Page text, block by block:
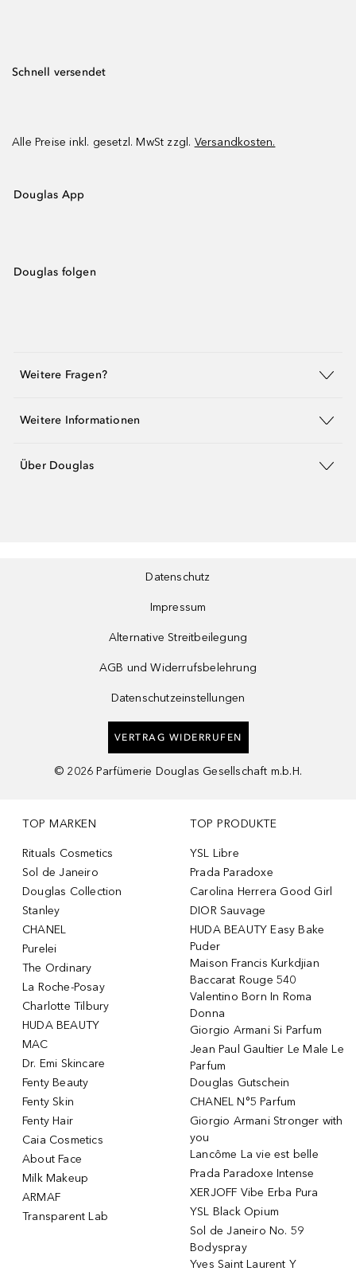
Schnell versendet
Alle Preise inkl. gesetzl. MwSt zzgl. Versandkosten.
Douglas App
Douglas folgen
Weitere Fragen?
Weitere Informationen
Über Douglas
Datenschutz
Impressum
Alternative Streitbeilegung
AGB und Widerrufsbelehrung
Datenschutzeinstellungen
VERTRAG WIDERRUFEN
© 2026 Parfümerie Douglas Gesellschaft m.b.H.
TOP MARKEN
Rituals Cosmetics
Sol de Janeiro
Douglas Collection
Stanley
CHANEL
Purelei
The Ordinary
La Roche-Posay
Charlotte Tilbury
HUDA BEAUTY
MAC
Dr. Emi Skincare
Fenty Beauty
Fenty Skin
Fenty Hair
Caia Cosmetics
About Face
Milk Makeup
ARMAF
Transparent Lab
TOP PRODUKTE
YSL Libre
Prada Paradoxe
Carolina Herrera Good Girl
DIOR Sauvage
HUDA BEAUTY Easy Bake
Puder
Maison Francis Kurkdjian
Baccarat Rouge 540
Valentino Born In Roma
Donna
Giorgio Armani Si Parfum
Jean Paul Gaultier Le Male Le
Parfum
Douglas Gutschein
CHANEL N°5 Parfum
Giorgio Armani Stronger with
you
Lancôme La vie est belle
Prada Paradoxe Intense
XERJOFF Vibe Erba Pura
YSL Black Opium
Sol de Janeiro No. 59
Bodyspray
Yves Saint Laurent Y